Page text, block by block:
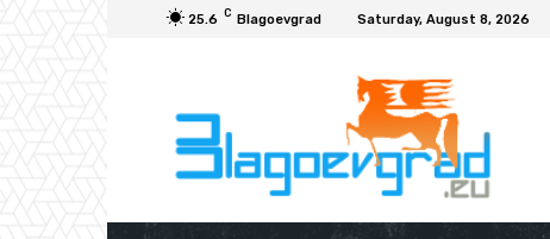
25.6 C Blagoevgrad Saturday, August 8, 2026